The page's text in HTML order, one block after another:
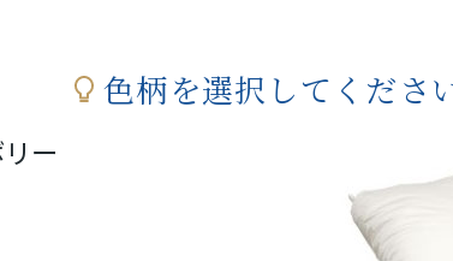
色柄を選択してくださ
ー